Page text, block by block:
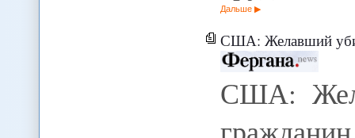
Дальше
США: Желавший убить Барака
США: